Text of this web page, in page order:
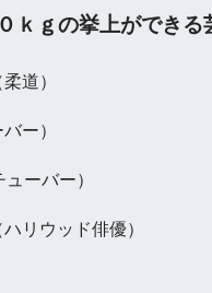
ｋｇの挙上ができる
道）
ー）
ーバー）
リウッド俳優）